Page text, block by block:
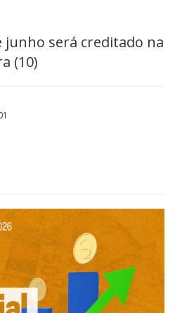
junho será creditado na
(10)